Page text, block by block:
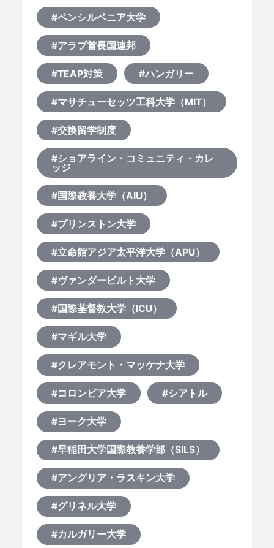
#ペンシルベニア大学
#アラブ首長国連邦
#TEAP対策 #ハンガリー
#マサチューセッツ工科大学（MIT）
#交換留学制度
#ショアライン・コミュニティ・カレ
ッジ
#国際教養大学（AIU）
#プリンストン大学
#立命館アジア太平洋大学（APU）
#ヴァンダービルト大学
#国際基督教大学（ICU）
#マギル大学
#クレアモント・マッケナ大学
#コロンビア大学 #シアトル
#ヨーク大学
#早稲田大学国際教養学部（SILS）
#アングリア・ラスキン大学
#グリネル大学
#カルガリー大学